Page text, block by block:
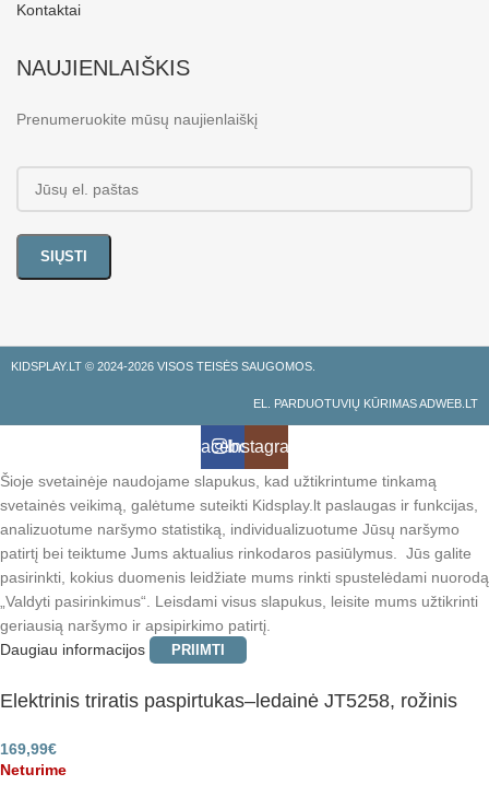
Kontaktai
NAUJIENLAIŠKIS
Prenumeruokite mūsų naujienlaiškį
KIDSPLAY.LT © 2024-2026 VISOS TEISĖS SAUGOMOS.
EL. PARDUOTUVIŲ KŪRIMAS ADWEB.LT
Facebook
Instagramas
Šioje svetainėje naudojame slapukus, kad užtikrintume tinkamą
svetainės veikimą, galėtume suteikti Kidsplay.lt paslaugas ir funkcijas,
analizuotume naršymo statistiką, individualizuotume Jūsų naršymo
patirtį bei teiktume Jums aktualius rinkodaros pasiūlymus. Jūs galite
pasirinkti, kokius duomenis leidžiate mums rinkti spustelėdami nuorodą
„Valdyti pasirinkimus“. Leisdami visus slapukus, leisite mums užtikrinti
geriausią naršymo ir apsipirkimo patirtį.
Daugiau informacijos
PRIIMTI
Elektrinis triratis paspirtukas–ledainė JT5258, rožinis
169,99€
Neturime